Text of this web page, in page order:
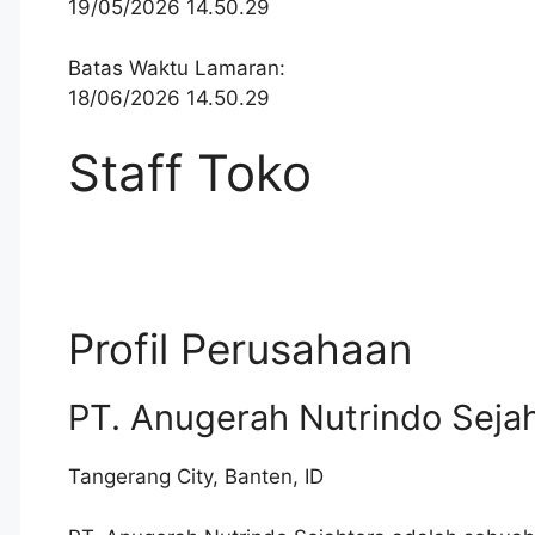
19/05/2026 14.50.29
Batas Waktu Lamaran:
18/06/2026 14.50.29
Staff Toko
Profil Perusahaan
PT. Anugerah Nutrindo
Tangerang City, Banten, ID